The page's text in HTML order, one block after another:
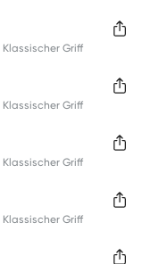
Klassischer Griff
Klassischer Griff
Klassischer Griff
Klassischer Griff